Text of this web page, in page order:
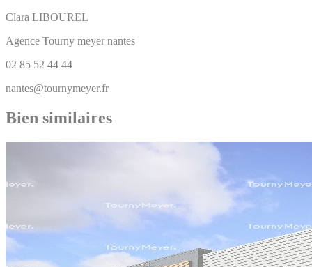
Clara LIBOUREL
Agence Tourny meyer nantes
02 85 52 44 44
nantes@tournymeyer.fr
Bien similaires